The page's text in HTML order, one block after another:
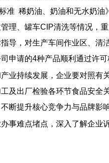
准 稀奶油、奶油和无水奶
理、罐车CIP清洗等情况，
导，对生产车间作业区、
申请的4种产品顺利通过许可
业持续发展，企业要对照
及出厂检验各环节食品安
断提升核心竞争力与品牌影
事难点堵点，深入了解企业